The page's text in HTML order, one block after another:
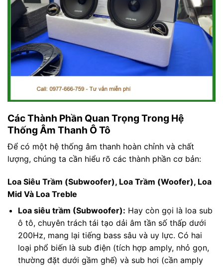
Các Thành Phần Quan Trọng Trong Hệ
Thống Âm Thanh Ô Tô
Để có một hệ thống âm thanh hoàn chỉnh và chất
lượng, chúng ta cần hiểu rõ các thành phần cơ bản:
Loa Siêu Trầm (Subwoofer), Loa Trầm (Woofer), Loa
Mid Và Loa Treble
Loa siêu trầm (Subwoofer): Hay còn gọi là loa sub
ô tô, chuyên trách tái tạo dải âm tần số thấp dưới
200Hz, mang lại tiếng bass sâu và uy lực. Có hai
loại phổ biến là sub điện (tích hợp amply, nhỏ gọn,
thường đặt dưới gầm ghế) và sub hơi (cần amply